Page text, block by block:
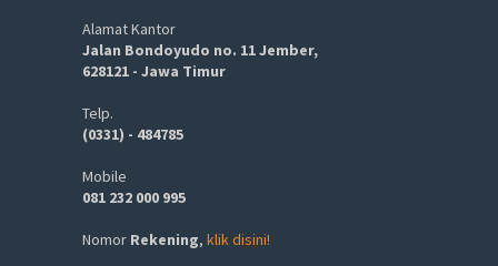
Alamat Kantor
Jalan Bondoyudo no. 11 Jember,
628121 - Jawa Timur
Telp.
(0331) - 484785
Mobile
081 232 000 995
Nomor Rekening, klik disini!